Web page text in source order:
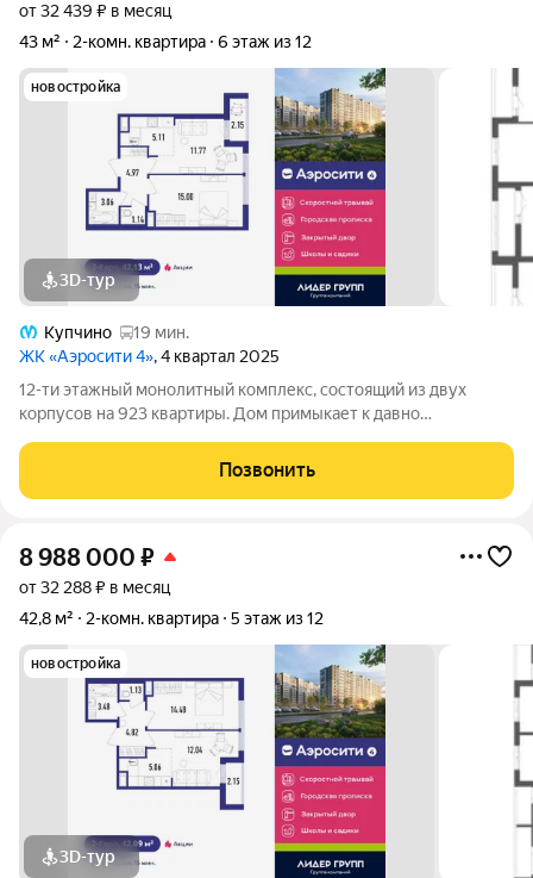
от 32 439 ₽ в месяц
43 м²
2-комн. квартира 6 этаж из 12
новостройка
3D-тур
Купчино
19 мин.
ЖК «Аэросити 4», 4 квартал 2025
12-ти этажный монолитный комплекс, состоящий из двух
корпусов на 923 квартиры. Дом примыкает к давно
остановки общественного транспорта, магазины и социальные
учреждения. В составе проекта возводится
Позвонить
8 988 000 ₽
от 32 288 ₽ в месяц
42,8 м²
2-комн. квартира 5 этаж из 12
новостройка
3D-тур